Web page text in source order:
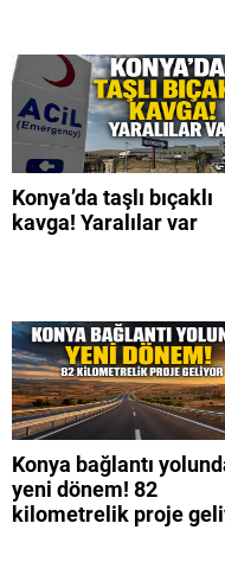
Konya’da taşlı bıçaklı
kavga! Yaralılar var
Konya bağlantı
yeni dönem! 82
kilometrelik proje